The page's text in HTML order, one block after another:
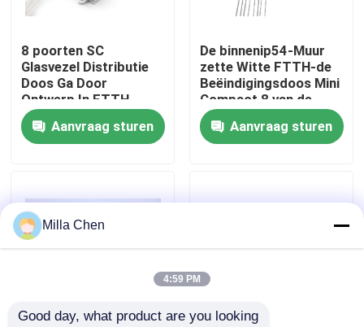
Fabrieksreis
Kwaliteitscontrole
Contacteer ons
Gevallen
Fiber Optic Beëindiging Box
8 poorten SC
Glasvezel Distributie
Doos Ga Door
Ontwerp In FTTH
GPON CATV
Aanvraag sturen
De binnenip54-Muur
zette Witte FTTH-de
Beëindigingsdoos Mini
Compact 8 van de
Vezel Optische Kabel
de Adapter van Kernen
opSc
Aanvraag sturen
Milla Chen
4:59 PM
Good day, what product are you looking